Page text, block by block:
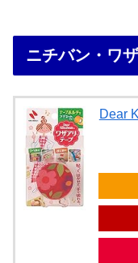
ニチバン・ワ
Dear